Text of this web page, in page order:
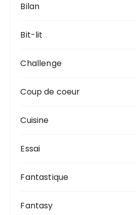
Bilan
Bit-lit
Challenge
Coup de coeur
Cuisine
Essai
Fantastique
Fantasy